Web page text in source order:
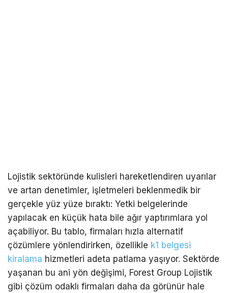
Lojistik sektöründe kulisleri hareketlendiren uyarılar
ve artan denetimler, işletmeleri beklenmedik bir
gerçekle yüz yüze bıraktı: Yetki belgelerinde
yapılacak en küçük hata bile ağır yaptırımlara yol
açabiliyor. Bu tablo, firmaları hızla alternatif
çözümlere yönlendirirken, özellikle k1 belgesi
kiralama hizmetleri adeta patlama yaşıyor. Sektörde
yaşanan bu ani yön değişimi, Forest Group Lojistik
gibi çözüm odaklı firmaları daha da görünür hale